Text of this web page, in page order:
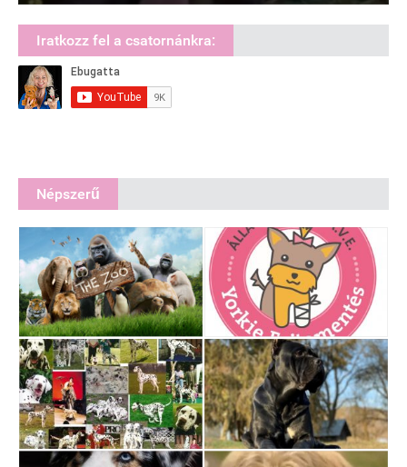
Iratkozz fel a csatornánkra:
Népszerű